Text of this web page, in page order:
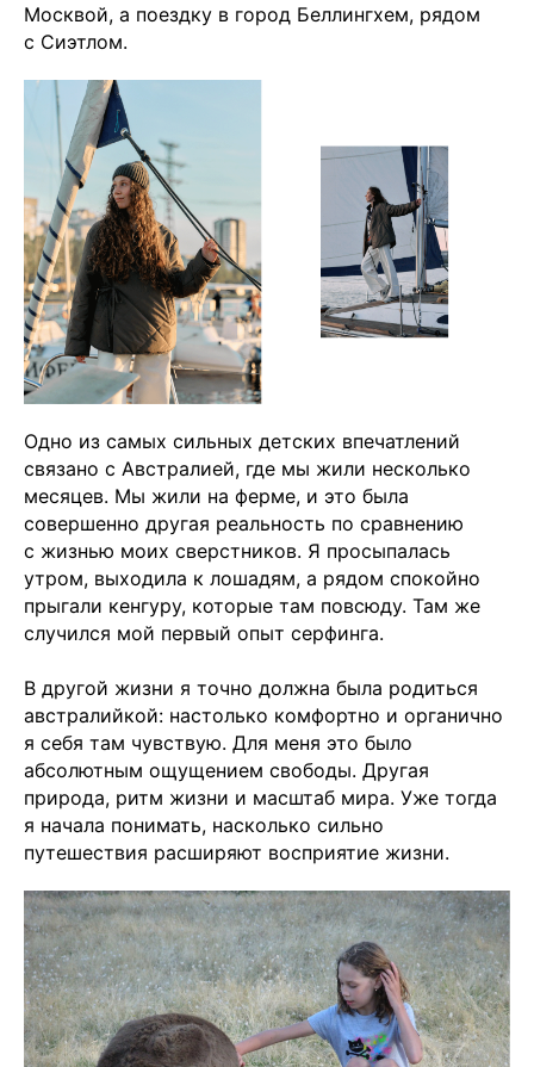
Москвой, а поездку в город Беллингхем, рядом
с Сиэтлом.
Одно из самых сильных детских впечатлений
связано с Австралией, где мы жили несколько
месяцев. Мы жили на ферме, и это была
совершенно другая реальность по сравнению
с жизнью моих сверстников. Я просыпалась
утром, выходила к лошадям, а рядом спокойно
прыгали кенгуру, которые там повсюду. Там же
случился мой первый опыт серфинга.
В другой жизни я точно должна была родиться
австралийкой: настолько комфортно и органично
я себя там чувствую. Для меня это было
абсолютным ощущением свободы. Другая
природа, ритм жизни и масштаб мира. Уже тогда
я начала понимать, насколько сильно
путешествия расширяют восприятие жизни.